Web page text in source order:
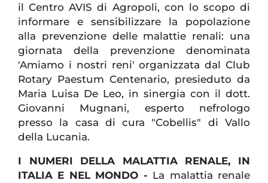
il Centro AVIS di Agropoli, con lo scopo di
informare e sensibilizzare la popolazione
alla prevenzione delle malattie renali: una
giornata della prevenzione denominata
'Amiamo i nostri reni' organizzata dal Club
Rotary Paestum Centenario, presieduto da
Maria Luisa De Leo, in sinergia con il dott.
Giovanni Mugnani, esperto nefrologo
presso la casa di cura "Cobellis" di Vallo
della Lucania.
I NUMERI DELLA MALATTIA RENALE, IN
ITALIA E NEL MONDO - La malattia renale